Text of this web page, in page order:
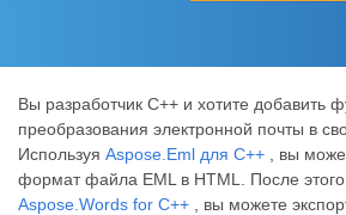
Вы разработчик C++ и хотите добавить
преобразования электронной почты в
Используя Aspose.Eml для C++ , вы
формат файла EML в HTML. После
Aspose.Words for C++ , вы можете